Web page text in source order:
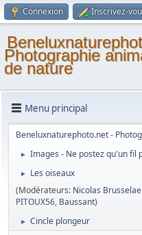
Connexion Inscrivez-
Photographie
de nature
Menu principal
Beneluxnaturephoto.net -
► Images - Ne postez qu'un fil
►
Les oiseaux
(Modérateurs: Nicolas
PITOUX56, Baussant)
► Cincle plongeur